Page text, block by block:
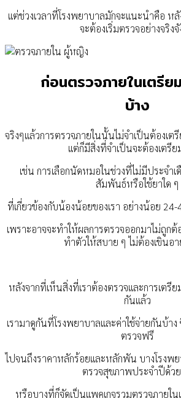
แต่ช่วงเวลาที่โรงพยาบาลมักจะแนะนำคือ ห
จะต้องเริ่มตรวจอย่างจริง
ก่อนตรวจภายในเตรีย
บ้าง
จริงๆแล้วการตรวจภายในนั้นไม่จำเป็นต้องเต
แต่ก็มีสิ่งที่จำเป็นจะต้องเตรีย
เช่น การเลือกนัดหมอในช่วงที่ไม่มีประจำเ
สัมพันธ์หรือใช้ยาใด ๆ
ที่เกี่ยวข้องกับน้องน้อยของเรา อย่างน้อย 24-
เพราะอาจจะทำให้ผลการตรวจออกมาไม่ถูก
ทำตัวให้สบาย ๆ ไม่ต้องเขินอ
หลังจากที่เห็นสิ่งที่เราต้องตรวจและการเต
กันแล้ว
เรามาดูกันที่โรงพยาบาลและค่าใช้จ่ายกันบ้าง
ตรวจฟรี
ไปจนถึงราคาหลักร้อยและหลักพัน บางโรงพ
ตรวจสุขภาพประจำปีด้ว
หรือบางที่ก็จัดเป็นแพคเกจรวมตรวจภายใ